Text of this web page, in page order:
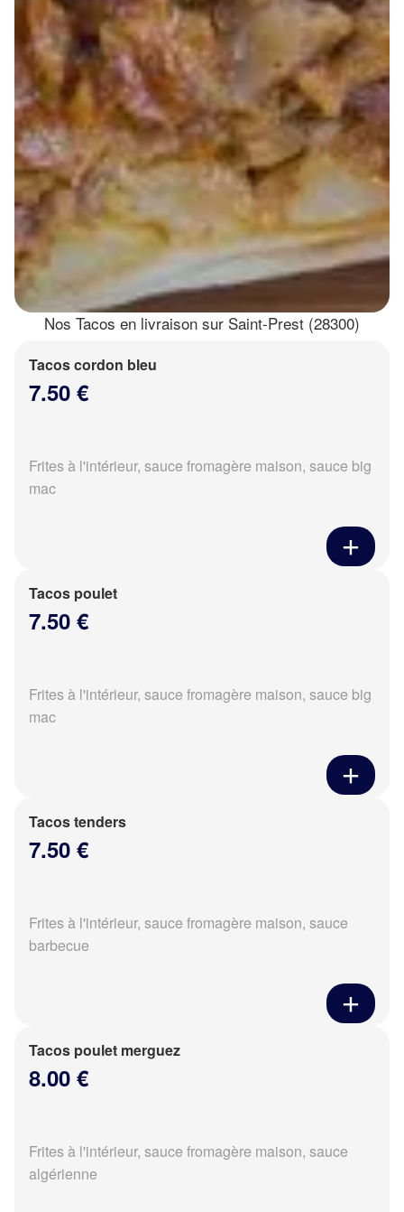
Nos Tacos en livraison sur Saint-Prest (28300)
Tacos cordon bleu
7.50 €
Frites à l'intérieur, sauce fromagère maison, sauce big
mac
Tacos poulet
7.50 €
Frites à l'intérieur, sauce fromagère maison, sauce big
mac
Tacos tenders
7.50 €
Frites à l'intérieur, sauce fromagère maison, sauce
barbecue
Tacos poulet merguez
8.00 €
Frites à l'intérieur, sauce fromagère maison, sauce
algérienne